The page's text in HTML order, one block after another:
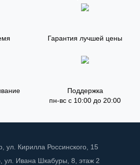
Гарантия лучшей цены
Поддержка
пн-вс с 10:00 до 20:00
ул. Кирилла Россинского, 15
ул. Ивана Шкабуры, 8, этаж 2